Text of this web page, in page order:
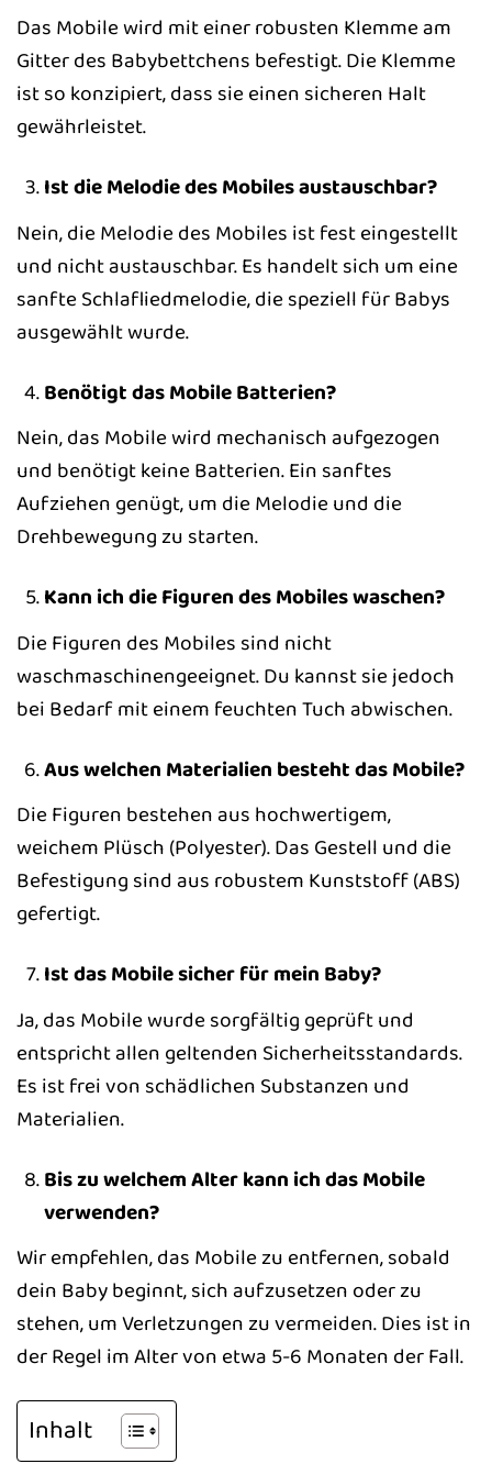
Das Mobile wird mit einer robusten Klemme am
Gitter des Babybettchens befestigt. Die Klemme
ist so konzipiert, dass sie einen sicheren Halt
gewährleistet.
Ist die Melodie des Mobiles austauschbar?
Nein, die Melodie des Mobiles ist fest eingestellt
und nicht austauschbar. Es handelt sich um eine
sanfte Schlafliedmelodie, die speziell für Babys
ausgewählt wurde.
Benötigt das Mobile Batterien?
Nein, das Mobile wird mechanisch aufgezogen
und benötigt keine Batterien. Ein sanftes
Aufziehen genügt, um die Melodie und die
Drehbewegung zu starten.
Kann ich die Figuren des Mobiles waschen?
Die Figuren des Mobiles sind nicht
waschmaschinengeeignet. Du kannst sie jedoch
bei Bedarf mit einem feuchten Tuch abwischen.
Aus welchen Materialien besteht das Mobile?
Die Figuren bestehen aus hochwertigem,
weichem Plüsch (Polyester). Das Gestell und die
Befestigung sind aus robustem Kunststoff (ABS)
gefertigt.
Ist das Mobile sicher für mein Baby?
Ja, das Mobile wurde sorgfältig geprüft und
entspricht allen geltenden Sicherheitsstandards.
Es ist frei von schädlichen Substanzen und
Materialien.
Bis zu welchem Alter kann ich das Mobile
verwenden?
Wir empfehlen, das Mobile zu entfernen, sobald
dein Baby beginnt, sich aufzusetzen oder zu
stehen, um Verletzungen zu vermeiden. Dies ist in
der Regel im Alter von etwa 5-6 Monaten der Fall.
Inhalt